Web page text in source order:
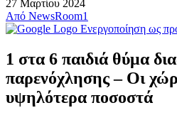
27 Μαρτίου 2024
Από NewsRoom1
Ενεργοποίηση ως
1 στα 6 παιδιά θύμα
παρενόχλησης – Οι
υψηλότερα ποσοστά